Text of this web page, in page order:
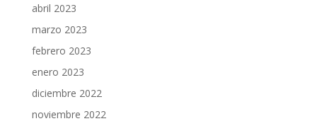
abril 2023
marzo 2023
febrero 2023
enero 2023
diciembre 2022
noviembre 2022